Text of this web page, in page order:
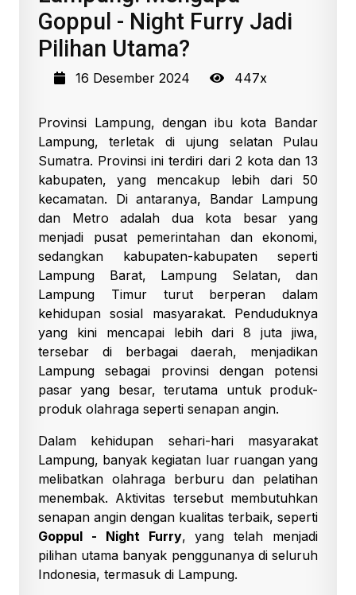
Goppul - Night Furry Jadi
Pilihan Utama?
16 Desember 2024 447x
Provinsi Lampung, dengan ibu kota Bandar
Lampung, terletak di ujung selatan Pulau
Sumatra. Provinsi ini terdiri dari 2 kota dan 13
kabupaten, yang mencakup lebih dari 50
kecamatan. Di antaranya, Bandar Lampung
dan Metro adalah dua kota besar yang
menjadi pusat pemerintahan dan ekonomi,
sedangkan kabupaten-kabupaten seperti
Lampung Barat, Lampung Selatan, dan
Lampung Timur turut berperan dalam
kehidupan sosial masyarakat. Penduduknya
yang kini mencapai lebih dari 8 juta jiwa,
tersebar di berbagai daerah, menjadikan
Lampung sebagai provinsi dengan potensi
pasar yang besar, terutama untuk produk-
produk olahraga seperti senapan angin.
Dalam kehidupan sehari-hari masyarakat
Lampung, banyak kegiatan luar ruangan yang
melibatkan olahraga berburu dan pelatihan
menembak. Aktivitas tersebut membutuhkan
senapan angin dengan kualitas terbaik, seperti
Goppul - Night Furry, yang telah menjadi
pilihan utama banyak penggunanya di seluruh
Indonesia, termasuk di Lampung.